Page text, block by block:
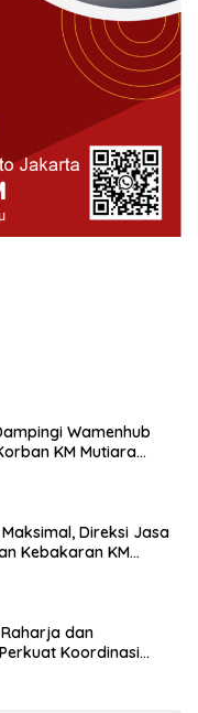
Wamenhub
KM Mutiara
Direksi Jasa
Kebakaran KM
dan
Koordinasi